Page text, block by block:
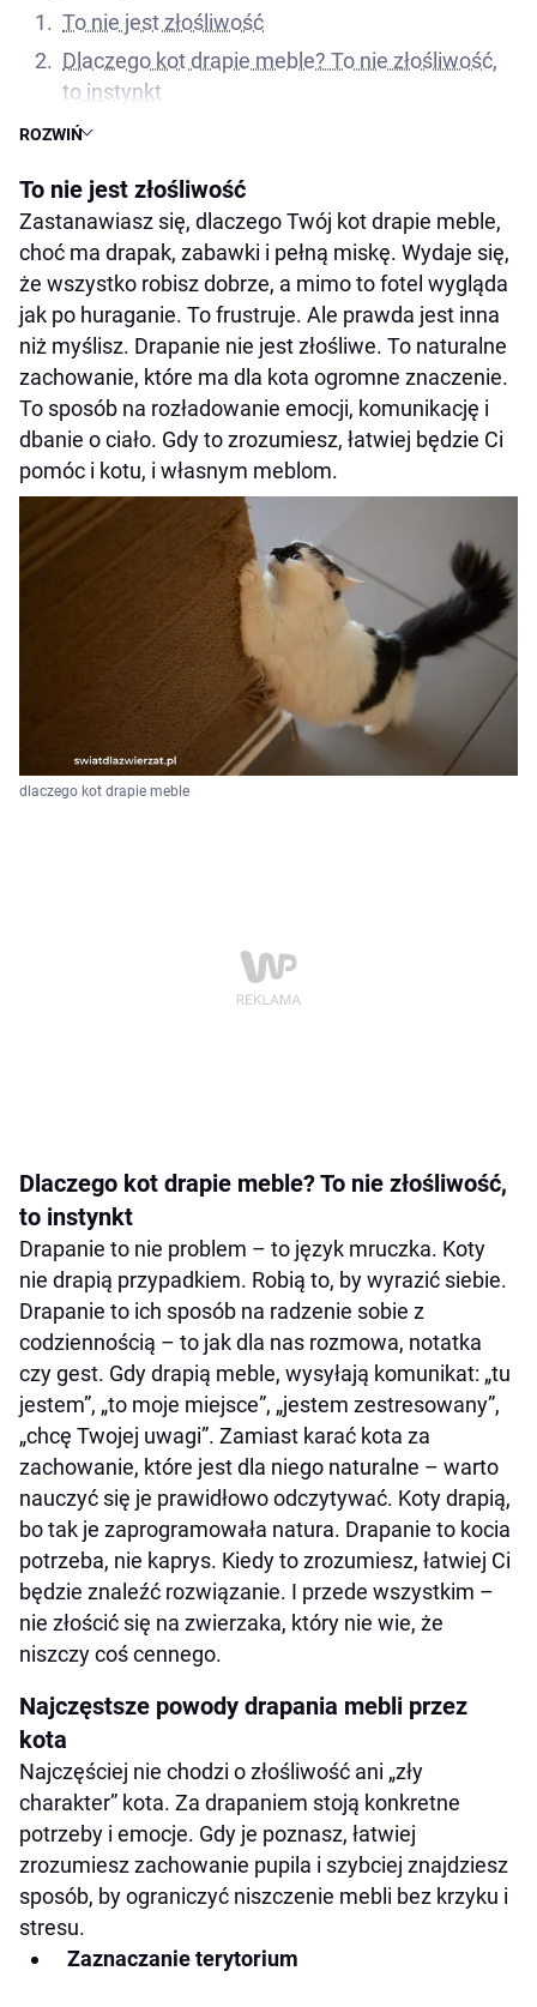
ROZWIŃ
To nie jest złośliwość
Dlaczego kot drapie meble? To nie złośliwość,
to instynkt
Najczęstsze powody drapania mebli przez kota
Co nie działa – czyli dlaczego krzyk tylko
pogarsza sytuację
Jak oduczyć kota drapania mebli – skutecznie i
z empatią
Postaw na dobry drapak
Zachęć kota do korzystania z drapaka
Zabezpiecz meble, które są „ofiarami”
Zadbaj o emocje kota
Czy można obcinać kotu pazury?
Zaufanie zamiast kary
To nie jest złośliwość
Zastanawiasz się, dlaczego Twój kot drapie meble,
choć ma drapak, zabawki i pełną miskę. Wydaje się,
że wszystko robisz dobrze, a mimo to fotel wygląda
jak po huraganie. To frustruje. Ale prawda jest inna
niż myślisz. Drapanie nie jest złośliwe. To naturalne
zachowanie, które ma dla kota ogromne znaczenie.
To sposób na rozładowanie emocji, komunikację i
dbanie o ciało. Gdy to zrozumiesz, łatwiej będzie Ci
pomóc i kotu, i własnym meblom.
dlaczego kot drapie meble
Dlaczego kot drapie meble? To nie złośliwość,
to instynkt
Drapanie to nie problem – to język mruczka. Koty
nie drapią przypadkiem. Robią to, by wyrazić siebie.
Drapanie to ich sposób na radzenie sobie z
codziennością – to jak dla nas rozmowa, notatka
czy gest. Gdy drapią meble, wysyłają komunikat: „tu
jestem”, „to moje miejsce”, „jestem zestresowany”,
„chcę Twojej uwagi”. Zamiast karać kota za
zachowanie, które jest dla niego naturalne – warto
nauczyć się je prawidłowo odczytywać. Koty drapią,
bo tak je zaprogramowała natura. Drapanie to kocia
potrzeba, nie kaprys. Kiedy to zrozumiesz, łatwiej Ci
będzie znaleźć rozwiązanie. I przede wszystkim –
nie złościć się na zwierzaka, który nie wie, że
niszczy coś cennego.
Najczęstsze powody drapania mebli przez
kota
Najczęściej nie chodzi o złośliwość ani „zły
charakter” kota. Za drapaniem stoją konkretne
potrzeby i emocje. Gdy je poznasz, łatwiej
zrozumiesz zachowanie pupila i szybciej znajdziesz
sposób, by ograniczyć niszczenie mebli bez krzyku i
stresu.
Zaznaczanie terytorium